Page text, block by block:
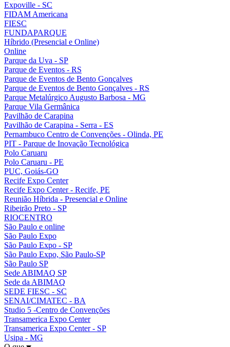
Expoville - SC
FIDAM Americana
FIESC
FUNDAPARQUE
Híbrido (Presencial e Online)
Online
Parque da Uva - SP
Parque de Eventos - RS
Parque de Eventos de Bento Gonçalves
Parque de Eventos de Bento Gonçalves - RS
Parque Metalúrgico Augusto Barbosa - MG
Parque Vila Germânica
Pavilhão de Carapina
Pavilhão de Carapina - Serra - ES
Pernambuco Centro de Convenções - Olinda, PE
PIT - Parque de Inovação Tecnológica
Polo Caruaru
Polo Caruaru - PE
PUC, Goiás-GO
Recife Expo Center
Recife Expo Center - Recife, PE
Reunião Híbrida - Presencial e Online
Ribeirão Preto - SP
RIOCENTRO
São Paulo e online
São Paulo Expo
São Paulo Expo - SP
São Paulo Expo, São Paulo-SP
São Paulo SP
Sede ABIMAQ SP
Sede da ABIMAQ
SEDE FIESC - SC
SENAI/CIMATEC - BA
Studio 5 -Centro de Convenções
Transamerica Expo Center
Transamerica Expo Center - SP
Usipa - MG